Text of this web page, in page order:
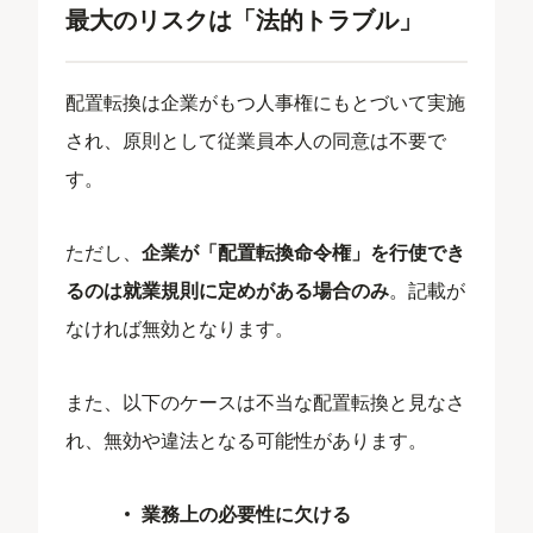
最大のリスクは「法的トラブル」
配置転換は企業がもつ人事権にもとづいて実施
され、原則として従業員本人の同意は不要で
す。
ただし、企業が「配置転換命令権」を行使でき
るのは就業規則に定めがある場合のみ。記載が
なければ無効となります。
また、以下のケースは不当な配置転換と見なさ
れ、無効や違法となる可能性があります。
業務上の必要性に欠ける